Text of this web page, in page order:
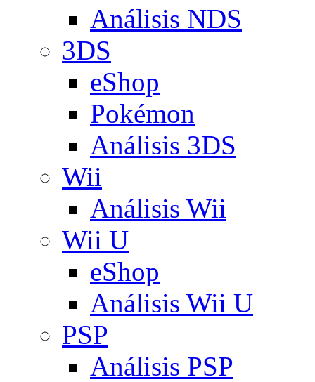
Análisis NDS
3DS
eShop
Pokémon
Análisis 3DS
Wii
Análisis Wii
Wii U
eShop
Análisis Wii U
PSP
Análisis PSP